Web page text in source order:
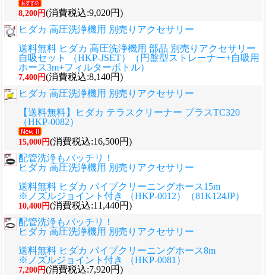
8,200円(消費税込:9,020円)
ヒダカ 高圧洗浄機用 別売りアクセサリー
送料無料 ヒダカ 高圧洗浄機用 部品 別売りアクセサリー
自吸セット （HKP-JSET）（円盤型ストレーナー+自吸用
ホース3m+フィルターボトル）
7,400円(消費税込:8,140円)
ヒダカ 高圧洗浄機用 別売りアクセサリー
【送料無料】ヒダカ テラスクリーナー プラスTC320
（HKP-0082）
15,000円(消費税込:16,500円)
配管洗浄もバッチリ！
ヒダカ 高圧洗浄機用 別売りアクセサリー
送料無料 ヒダカ パイプクリーニングホース15m
※ノズルジョイント付き （HKP-0012）（81K124JP）
10,400円(消費税込:11,440円)
配管洗浄もバッチリ！
ヒダカ 高圧洗浄機用 別売りアクセサリー
送料無料 ヒダカ パイプクリーニングホース8m
※ノズルジョイント付き （HKP-0081）
7,200円(消費税込:7,920円)